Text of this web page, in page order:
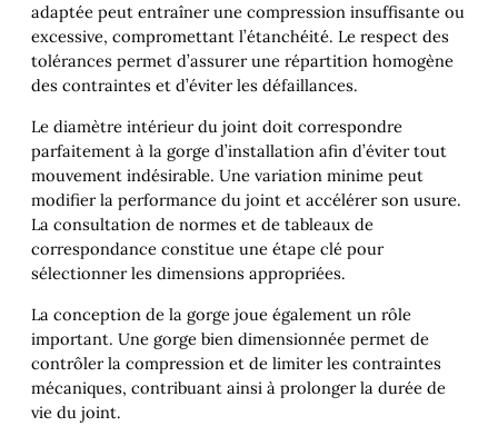
adaptée peut entraîner une compression insuffisante ou
excessive, compromettant l’étanchéité. Le respect des
tolérances permet d’assurer une répartition homogène
des contraintes et d’éviter les défaillances.
Le diamètre intérieur du joint doit correspondre
parfaitement à la gorge d’installation afin d’éviter tout
mouvement indésirable. Une variation minime peut
modifier la performance du joint et accélérer son usure.
La consultation de normes et de tableaux de
correspondance constitue une étape clé pour
sélectionner les dimensions appropriées.
La conception de la gorge joue également un rôle
important. Une gorge bien dimensionnée permet de
contrôler la compression et de limiter les contraintes
mécaniques, contribuant ainsi à prolonger la durée de
vie du joint.